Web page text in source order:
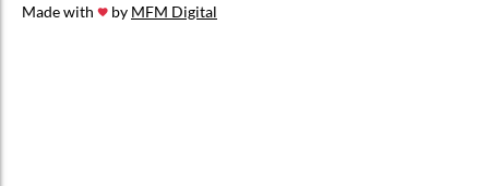
Made with
by MFM Digital